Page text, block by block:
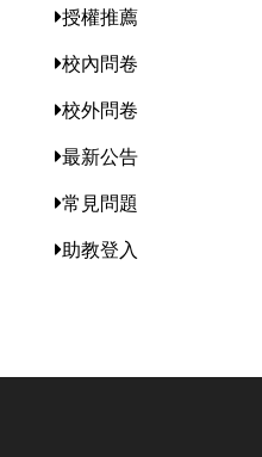
授權推薦
校內問卷
校外問卷
最新公告
常見問題
助教登入